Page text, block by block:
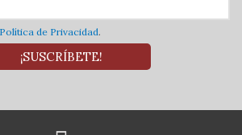
Política de Privacidad.
¡SUSCRÍBETE!